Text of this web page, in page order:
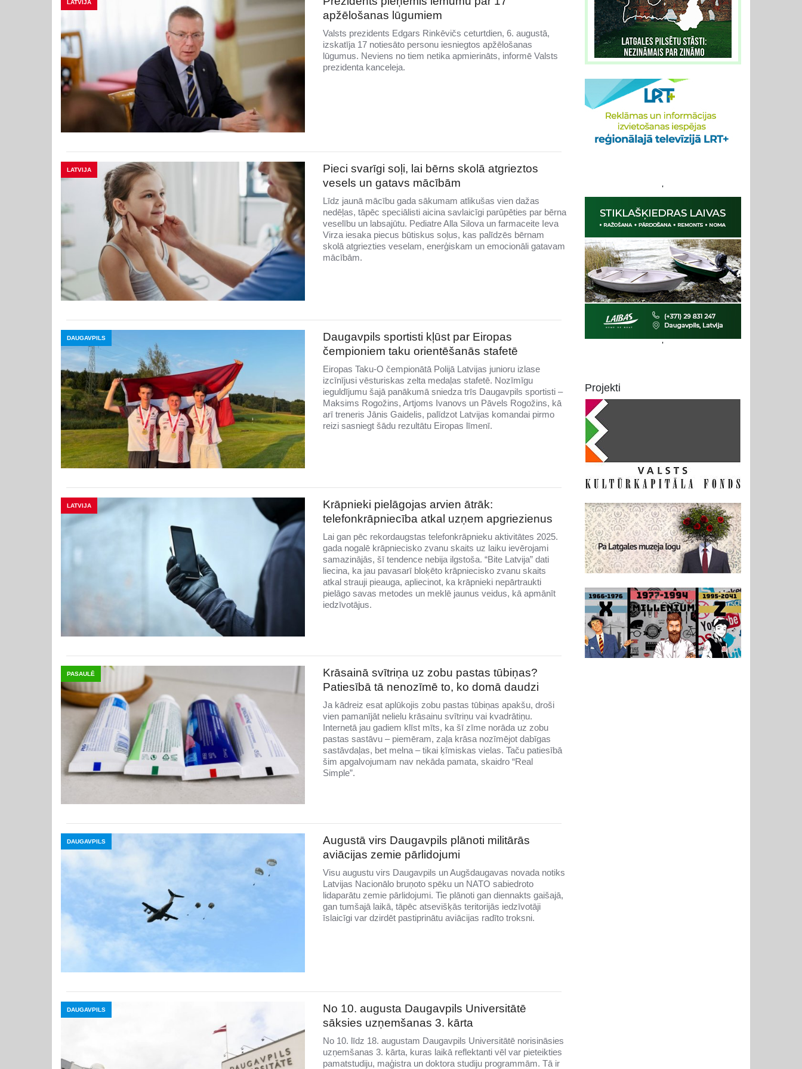
LATVIJA
apžēlošanas lūgumiem
Valsts prezidents Edgars Rinkēvičs ceturtdien, 6. augustā,
izskatīja 17 notiesāto personu iesniegtos apžēlošanas
lūgumus. Neviens no tiem netika apmierināts, informē Valsts
prezidenta kanceleja.
LATVIJA
Pieci svarīgi soļi, lai bērns skolā atgrieztos
vesels un gatavs mācībām
Līdz jaunā mācību gada sākumam atlikušas vien dažas
nedēļas, tāpēc speciālisti aicina savlaicīgi parūpēties par bērna
veselību un labsajūtu. Pediatre Alla Silova un farmaceite Ieva
Virza iesaka piecus būtiskus soļus, kas palīdzēs bērnam
skolā atgriezties veselam, enerģiskam un emocionāli gatavam
mācībām.
DAUGAVPILS
Daugavpils sportisti kļūst par Eiropas
čempioniem taku orientēšanās stafetē
Eiropas Taku-O čempionātā Polijā Latvijas junioru izlase
izcīnījusi vēsturiskas zelta medaļas stafetē. Nozīmīgu
ieguldījumu šajā panākumā sniedza trīs Daugavpils sportisti –
Maksims Rogožins, Artjoms Ivanovs un Pāvels Rogožins, kā
arī treneris Jānis Gaidelis, palīdzot Latvijas komandai pirmo
reizi sasniegt šādu rezultātu Eiropas līmenī.
LATVIJA
Krāpnieki pielāgojas arvien ātrāk:
telefonkrāpniecība atkal uzņem apgriezienus
Lai gan pēc rekordaugstas telefonkrāpnieku aktivitātes 2025.
gada nogalē krāpniecisko zvanu skaits uz laiku ievērojami
samazinājās, šī tendence nebija ilgstoša. “Bite Latvija” dati
liecina, ka jau pavasarī bloķēto krāpniecisko zvanu skaits
atkal strauji pieauga, apliecinot, ka krāpnieki nepārtraukti
pielāgo savas metodes un meklē jaunus veidus, kā apmānīt
iedzīvotājus.
PASAULĒ
Krāsainā svītriņa uz zobu pastas tūbiņas?
Patiesībā tā nenozīmē to, ko domā daudzi
Ja kādreiz esat aplūkojis zobu pastas tūbiņas apakšu, droši
vien pamanījāt nelielu krāsainu svītriņu vai kvadrātiņu.
Internetā jau gadiem klīst mīts, ka šī zīme norāda uz zobu
pastas sastāvu – piemēram, zaļa krāsa nozīmējot dabīgas
sastāvdaļas, bet melna – tikai ķīmiskas vielas. Taču patiesībā
šim apgalvojumam nav nekāda pamata, skaidro “Real
Simple”.
DAUGAVPILS
Augustā virs Daugavpils plānoti militārās
aviācijas zemie pārlidojumi
Visu augustu virs Daugavpils un Augšdaugavas novada notiks
Latvijas Nacionālo bruņoto spēku un NATO sabiedroto
lidaparātu zemie pārlidojumi. Tie plānoti gan diennakts gaišajā,
gan tumšajā laikā, tāpēc atsevišķās teritorijās iedzīvotāji
īslaicīgi var dzirdēt pastiprinātu aviācijas radīto troksni.
DAUGAVPILS
No 10. augusta Daugavpils Universitātē
sāksies uzņemšanas 3. kārta
No 10. līdz 18. augustam Daugavpils Universitātē norisināsies
uzņemšanas 3. kārta, kuras laikā reflektanti vēl var pieteikties
pamatstudiju, maģistra un doktora studiju programmām. Tā ir
'
'
Projekti